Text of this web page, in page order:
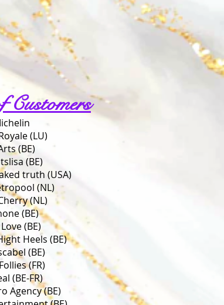
(LU)
(BE)
(BE)
truth (USA)
(NL)
(NL)
(BE)
(BE)
Heels (BE)
(BE)
(FR)
(BE-FR)
Agency (BE)